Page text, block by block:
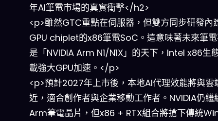
年AI筆電市場的真實衝擊</h2>
<p>雖然GTC重點在伺服器，但雙方同步研發內
GPU chiplet的x86筆電SoC。這意味著未來筆
是「NVIDIA Arm N1/N1X」的天下，Intel x86生
載強大GPU加速。</p>
<p>預計2027年上市後，本地AI代理效能將與雲
近，適合創作者與企業移動工作者。NVIDIA仍繼
Arm筆電晶片，但x86 + RTX組合將搶下傳統